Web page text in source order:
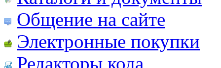
Общение на сайте
Электронные покупки
Редакторы кода